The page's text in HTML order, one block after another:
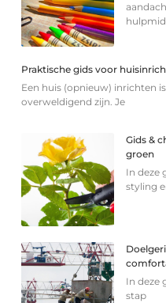
Praktische gids voor
Een huis (opnieuw) inrichten
overweldigend zijn. Je
Gids &
groen
In deze
styling
In deze
stap